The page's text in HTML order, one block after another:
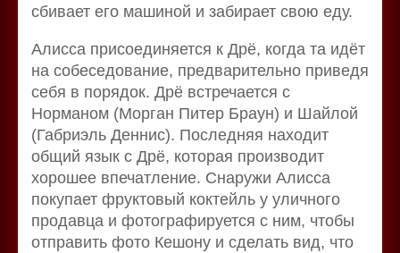
сбивает его машиной и забирает свою еду.
Алисса присоединяется к Дрё, когда та идёт
на собеседование, предварительно приведя
себя в порядок. Дрё встречается с
Норманом (Морган Питер Браун) и Шайлой
(Габриэль Деннис). Последняя находит
общий язык с Дрё, которая производит
хорошее впечатление. Снаружи Алисса
покупает фруктовый коктейль у уличного
продавца и фотографируется с ним, чтобы
отправить фото Кешону и сделать вид, что